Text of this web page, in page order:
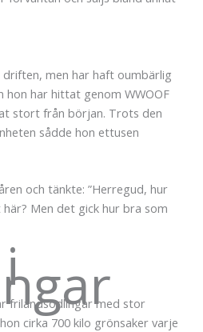
driften, men har haft oumbärlig
hon har hittat genom WWOOF
stort från början. Trots den
sådde hon ettusen
och tänkte: ”Herregud, hur
Men det gick hur bra som
frilandsodlingar med stor
cirka 700 kilo grönsaker varje